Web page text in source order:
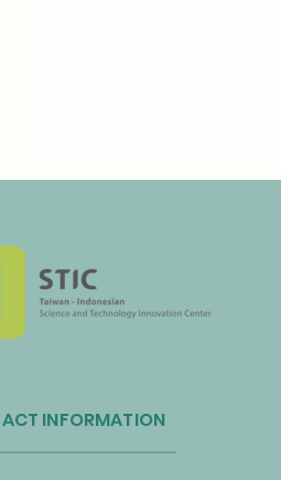
Internasional Taoyuan Bermitra
untuk Mendorong Sirkulasi
INFORMATION